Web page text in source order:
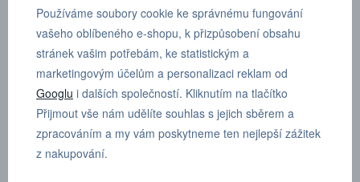
závit, DN10 FPM
Kat.číslo: 10525 1214
na objednávku
Cena na dotaz
závit, DN10 NBR
Kat.číslo: 10525 1204
na objednávku
Cena na dotaz
Používáme soubory cookie ke správnému fungování
vašeho oblíbeného e-shopu, k přizpůsobení obsahu
stránek vašim potřebám, ke statistickým a
marketingovým účelům a personalizaci reklam od
Googlu i dalších společností. Kliknutím na tlačítko
Přijmout vše nám udělíte souhlas s jejich sběrem a
zpracováním a my vám poskytneme ten nejlepší zážitek
z nakupování.